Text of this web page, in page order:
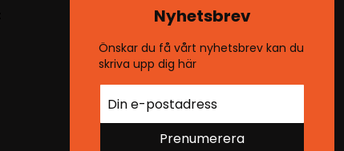
Nyhetsbrev
Önskar du få vårt nyhetsbrev kan du
skriva upp dig här
Prenumerera